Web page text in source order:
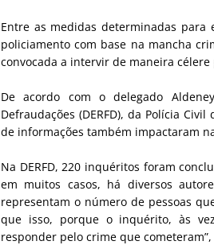
Entre as medidas determinadas
policiamento com base na mancha
convocada a intervir de maneira
De acordo com o delegado
Defraudações (DERFD), da Polícia
de informações também impactaram
Na DERFD, 220 inquéritos foram
em muitos casos, há diversos
representam o número de pessoas
que isso, porque o inquérito, às
responder pelo crime que